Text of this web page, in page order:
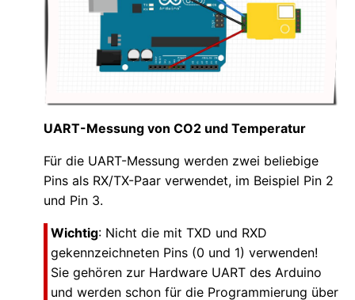
UART-Messung von CO2 und Temperatur
Für die UART-Messung werden zwei beliebige
Pins als RX/TX-Paar verwendet, im Beispiel Pin 2
und Pin 3.
Wichtig: Nicht die mit TXD und RXD
gekennzeichneten Pins (0 und 1) verwenden!
Sie gehören zur Hardware UART des Arduino
und werden schon für die Programmierung über